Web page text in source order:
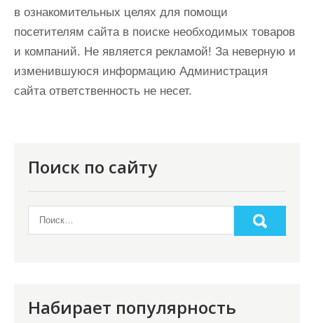
в ознакомительных целях для помощи
посетителям сайта в поиске необходимых товаров
и компаний. Не является рекламой! За неверную и
изменившуюся информацию Администрация
сайта ответственность не несет.
Поиск по сайту
Набирает популярность